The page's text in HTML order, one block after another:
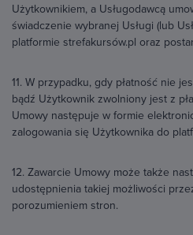
Użytkownikiem, a Usługodawcą
świadczenie wybranej Usługi (lub
platformie strefakursów.pl oraz
11. W przypadku, gdy płatność nie
bądź Użytkownik zwolniony jest z
Umowy następuje w formie
zalogowania się Użytkownika do
12. Zawarcie Umowy może także
udostępnienia takiej możliwości
porozumieniem stron.